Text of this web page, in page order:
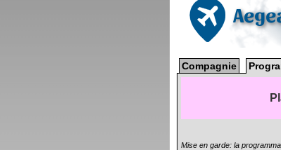
Compagnie
Mise en garde: la